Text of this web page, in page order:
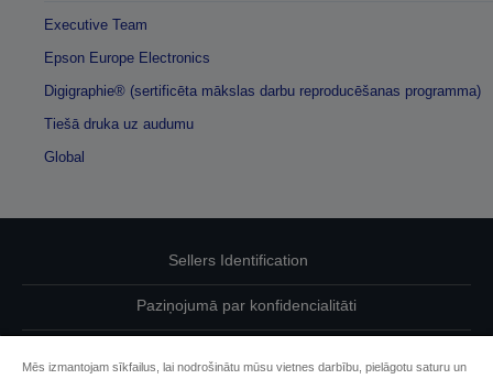
Executive Team
Epson Europe Electronics
Digigraphie® (sertificēta mākslas darbu reproducēšanas programma)
Tiešā druka uz audumu
Global
Sellers Identification
Paziņojumā par konfidencialitāti
Mēs izmantojam sīkfailus, lai nodrošinātu mūsu vietnes darbību, pielāgotu saturu un